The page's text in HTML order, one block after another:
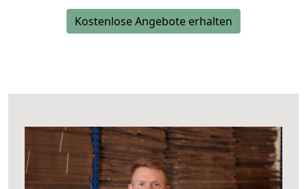
Kostenlose Angebote erhalten